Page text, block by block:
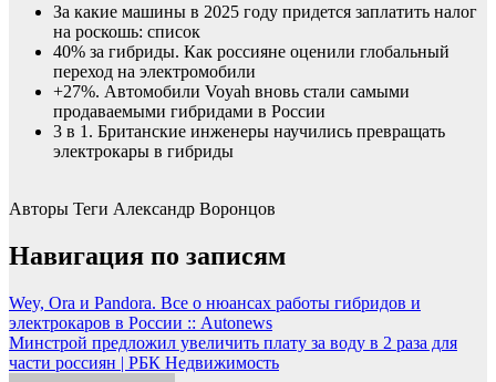
За какие машины в 2025 году придется заплатить налог
на роскошь: список
40% за гибриды. Как россияне оценили глобальный
переход на электромобили
+27%. Автомобили Voyah вновь стали самыми
продаваемыми гибридами в России
3 в 1. Британские инженеры научились превращать
электрокары в гибриды
Авторы Теги Александр Воронцов
Навигация по записям
Wey, Ora и Pandora. Все о нюансах работы гибридов и
электрокаров в России :: Autonews
Минстрой предложил увеличить плату за воду в 2 раза для
части россиян | РБК Недвижимость